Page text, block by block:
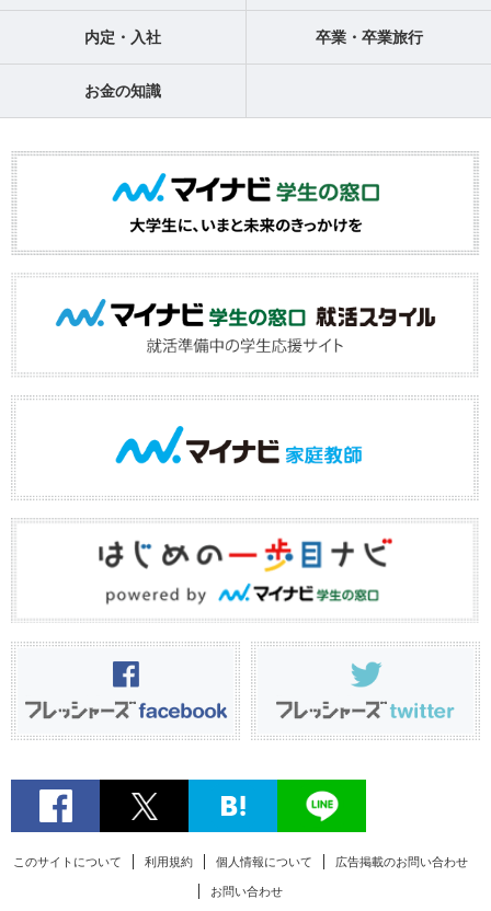
内定・入社 卒業・卒業旅行
お金の知識
このサイトについて 利用規約 個人情報について 広告掲載のお問い合わせ
お問い合わせ